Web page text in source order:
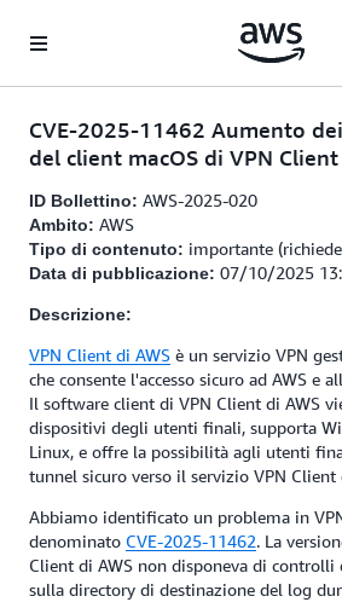
CVE-2025-11462 Aumento
del client macOS di VPN Client
ID Bollettino: AWS-2025-020
Ambito: AWS
Tipo di contenuto: importante
Data di pubblicazione: 07/10/2025
Descrizione:
VPN Client di AWS è un servizio VPN
che consente l'accesso sicuro ad AWS e
Il software client di VPN Client di AWS
dispositivi degli utenti finali, supporta
Linux, e offre la possibilità agli utenti
tunnel sicuro verso il servizio VPN Client
Abbiamo identificato un problema in
denominato CVE-2025-11462. La
Client di AWS non disponeva di controlli
sulla directory di destinazione del log